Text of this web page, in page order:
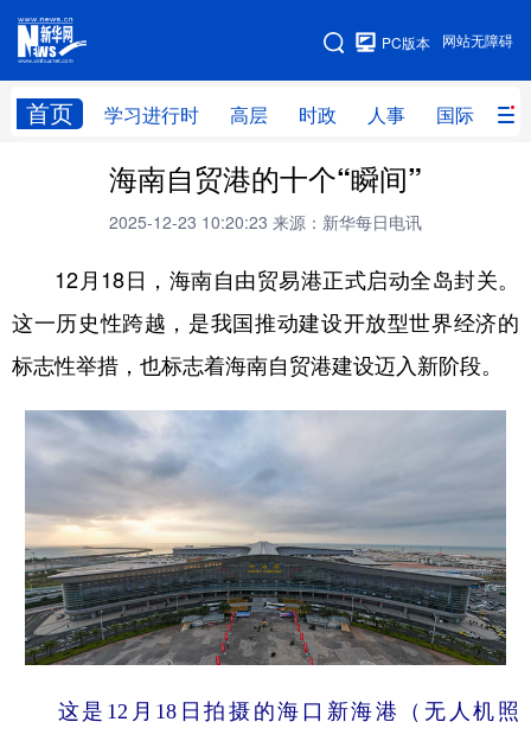
网站无障碍
PC版本
首页 学习进行时 高层 时政 人事 国际 财
网站地图
学习进行时 高层 时政
财经 网评
台湾 思客智库 全球连线 教育
科技 科创 量子 体育
文化 书画 健康 军事
访谈
中央文件
食品 人居 信息化 数字经济
学术中国 乡村振兴 银龄 溯源中国
城市 旅游 能源 会展
公益 一带一路 亚太网 上市公司
海南自贸港的十个“瞬间”
2025-12-23 10:20:23 来源：新华每日电讯
12月18日，海南自由贸易港正式启动全岛封关。
这一历史性跨越，是我国推动建设开放型世界经济的
标志性举措，也标志着海南自贸港建设迈入新阶段。
这是12月18日拍摄的海口新海港（无人机照